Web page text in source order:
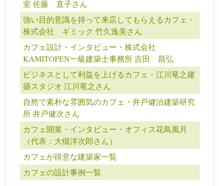
室 佐藤 直子さん
強い目的意識を持って来店してもらえるカフェ・
株式会社 ギミック 竹久逸美さん
カフェ設計・インタビュー・株式会社
KAMITOPEN一級建築士事務所 吉田 昌弘
ビジネスとして利益を上げるカフェ・江川竜之建
築スタジオ 江川竜之さん
自然で素朴な雰囲気のカフェ・井戸健治建築研究
所 井戸健次さん
カフェ開業・インタビュー・オフィス花鳥風月
（代表：大槻洋次郎さん）
カフェが得意な建築家一覧
カフェの設計事例一覧